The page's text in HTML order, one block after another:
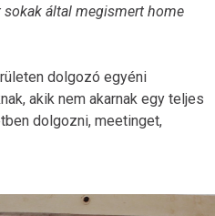
által megismert home
dolgozó egyéni
akik nem akarnak egy teljes
dolgozni, meetinget,